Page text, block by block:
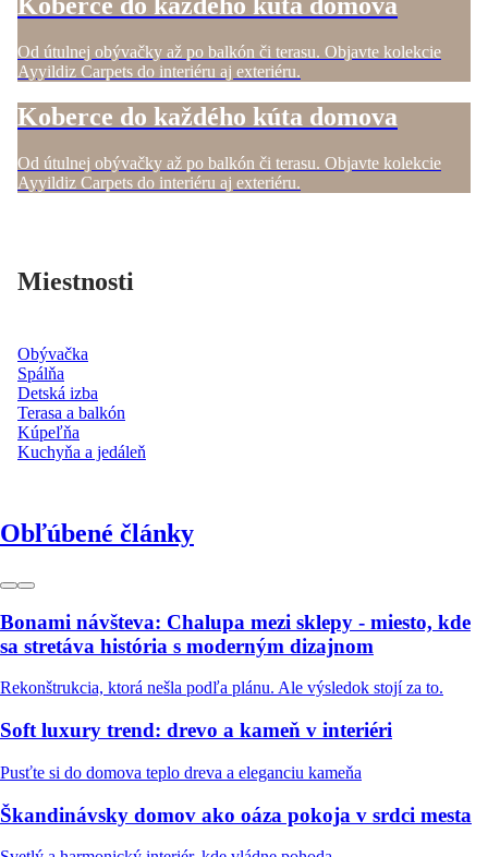
Od útulnej obývačky až po balkón či terasu. Objavte kolekcie
Ayyildiz Carpets do interiéru aj exteriéru.
Koberce do každého kúta domova
Od útulnej obývačky až po balkón či terasu. Objavte kolekcie
Ayyildiz Carpets do interiéru aj exteriéru.
Miestnosti
Obývačka
Spálňa
Detská izba
Terasa a balkón
Kúpeľňa
Kuchyňa a jedáleň
Obľúbené články
Bonami návšteva: Chalupa mezi sklepy - miesto, kde
sa stretáva história s moderným dizajnom
Rekonštrukcia, ktorá nešla podľa plánu. Ale výsledok stojí za to.
Soft luxury trend: drevo a kameň v interiéri
Pusťte si do domova teplo dreva a eleganciu kameňa
Škandinávsky domov ako oáza pokoja v srdci mesta